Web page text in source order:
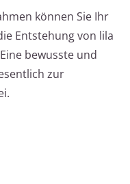
können Sie Ihr
Entstehung von lila
bewusste und
zur